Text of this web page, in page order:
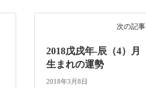
次の記事
2018戊戌年-辰（4）月
生まれの運勢
2018年3月8日